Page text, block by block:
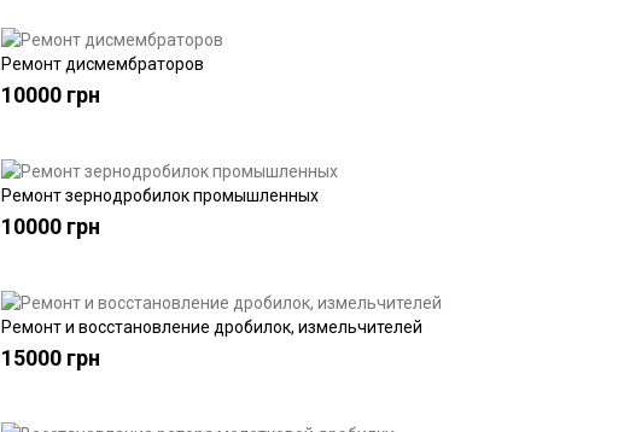
Ремонт дисмембраторов
10000 грн
Ремонт зернодробилок промышленных
10000 грн
Ремонт и восстановление дробилок, измельчителей
15000 грн